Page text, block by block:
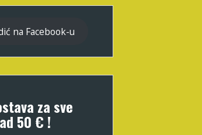
na Facebook-u
za sve
50 € !